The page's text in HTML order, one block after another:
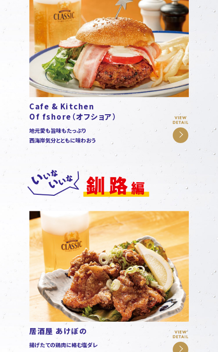
Cafe & Kitchen
Of fshore （オフショア）
地元愛も旨味もたっぷり
西海岸気分とともに味わおう
居酒屋 あけぼの
揚げたての鶏肉に絡む塩ダレ